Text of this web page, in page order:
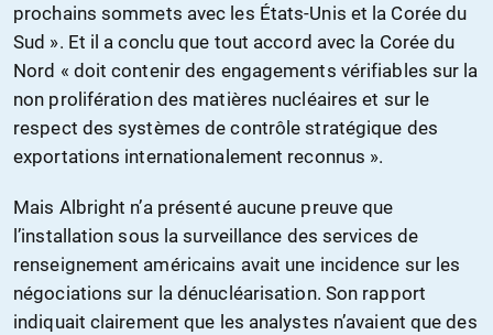
prochains sommets avec les États-Unis et la Corée du
Sud ». Et il a conclu que tout accord avec la Corée du
Nord « doit contenir des engagements vérifiables sur la
non prolifération des matières nucléaires et sur le
respect des systèmes de contrôle stratégique des
exportations internationalement reconnus ».
Mais Albright n’a présenté aucune preuve que
l’installation sous la surveillance des services de
renseignement américains avait une incidence sur les
négociations sur la dénucléarisation. Son rapport
indiquait clairement que les analystes n’avaient que des